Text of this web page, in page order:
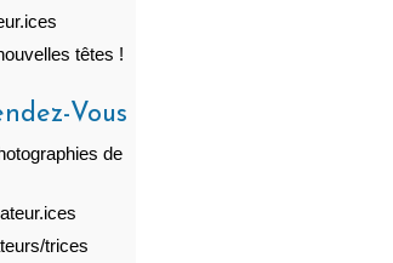
têtes !
Vous
de
trices